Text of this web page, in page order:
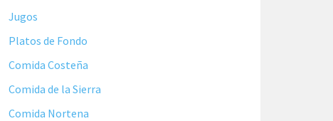
Jugos
Platos de Fondo
Comida Costeña
Comida de la Sierra
Comida Nortena